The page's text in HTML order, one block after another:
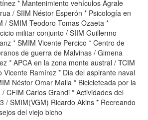
* Mantenimiento vehículos Agrale
/ SIIM Néstor Esperón * Psicología en
/ SMIM Teodoro Tomas Ozaeta *
militar conjunto / SIIM Guillermo
* SMIM Vicente Percico * Centro de
de guerra de Malvinas / Gimena
* APCA en la zona monte austral / TCIM
Vicente Ramírez * Dia del aspirante naval
Néstor Omar Malla * Bicicleteada por la
/ CFIM Carlos Grandi * Actividades del
/ SMIM(VGM) Ricardo Akins * Recreando
del viejo bicho